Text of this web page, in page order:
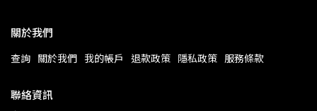
關於我們
查詢 關於我們 我的帳戶 退款政策 隱私政策 服務條款
聯絡資訊